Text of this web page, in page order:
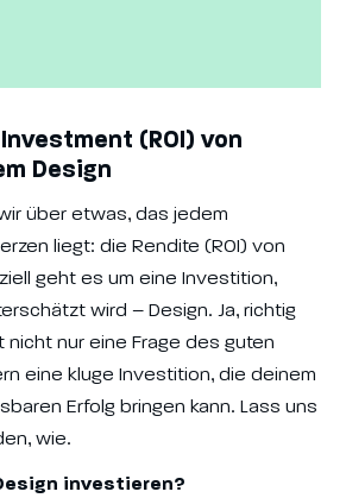
(ROI) von
Design
über etwas, das jedem
liegt: die Rendite (ROI) von
geht es um eine Investition,
wird – Design. Ja, richtig
nicht nur eine Frage des guten
eine kluge Investition, die deinem
Erfolg bringen kann. Lass uns
wie.
investieren?